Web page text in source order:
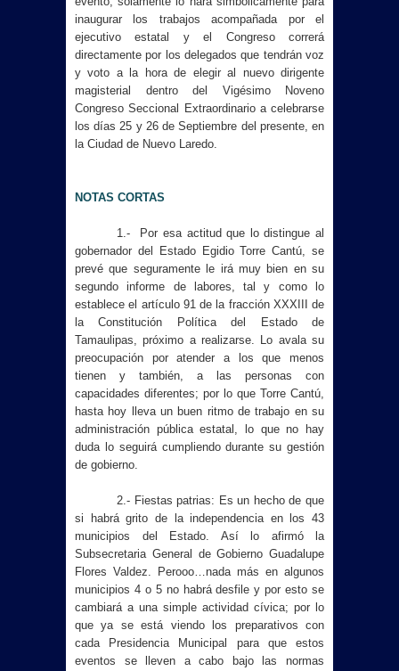
inaugurar los trabajos acompañada por el
ejecutivo estatal y el Congreso correrá
directamente por los delegados que tendrán voz
y voto a la hora de elegir al nuevo dirigente
magisterial dentro del Vigésimo Noveno
Congreso Seccional Extraordinario a celebrarse
los días 25 y 26 de Septiembre del presente, en
la Ciudad de Nuevo Laredo.
NOTAS CORTAS
1.- Por esa actitud que lo distingue al
gobernador del Estado Egidio Torre Cantú, se
prevé que seguramente le irá muy bien en su
segundo informe de labores, tal y como lo
establece el artículo 91 de la fracción XXXIII de
la Constitución Política del Estado de
Tamaulipas, próximo a realizarse. Lo avala su
preocupación por atender a los que menos
tienen y también, a las personas con
capacidades diferentes; por lo que Torre Cantú,
hasta hoy lleva un buen ritmo de trabajo en su
administración pública estatal, lo que no hay
duda lo seguirá cumpliendo durante su gestión
de gobierno.
2.- Fiestas patrias: Es un hecho de que
si habrá grito de la independencia en los 43
municipios del Estado. Así lo afirmó la
Subsecretaria General de Gobierno Guadalupe
Flores Valdez. Perooo…nada más en algunos
municipios 4 o 5 no habrá desfile y por esto se
cambiará a una simple actividad cívica; por lo
que ya se está viendo los preparativos con
cada Presidencia Municipal para que estos
eventos se lleven a cabo bajo las normas